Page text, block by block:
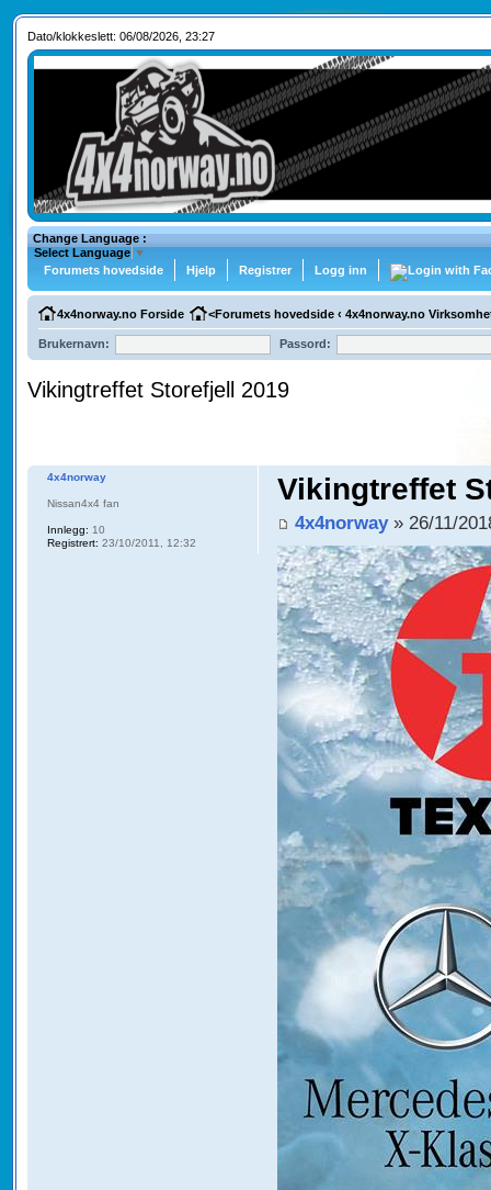
Dato/klokkeslett: 06/08/2026, 23:27
Change Language :
Select Language ▼
Forumets hovedside
Hjelp Registrer Logg inn
4x4norway.no Forside <Forumets hovedside ‹ 4x4norway.no
Brukernavn: Passord:
Vikingtreffet Storefjell 2019
Vikingtreffet
4x4norway» 26/11/
4x4norway
Nissan4x4 fan
Innlegg: 10
Registrert: 23/10/2011, 12:32